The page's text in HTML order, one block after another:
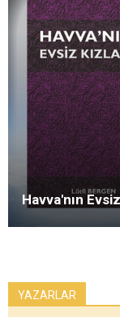
Havva'nın
YAZARLAR